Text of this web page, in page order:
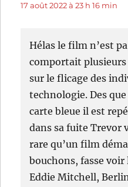
17 août 2022 à 23 h 16 min
Hélas le film n’est
comportait
sur le flicage des
technologie. Des
carte bleue il est
dans sa fuite Trevor
rare qu’un film
bouchons, fasse voir
Eddie Mitchell,